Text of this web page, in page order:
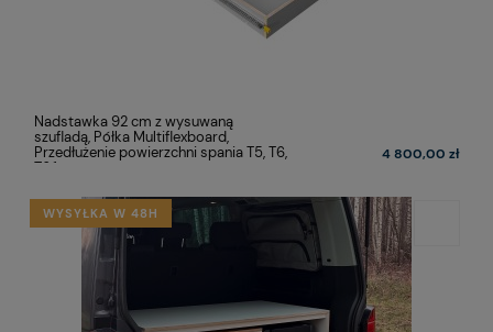
Nadstawka 92 cm z wysuwaną
szufladą, Półka Multiflexboard,
Przedłużenie powierzchni spania T5, T6,
T6.1
4 800,00 zł
WYSYŁKA W 48H